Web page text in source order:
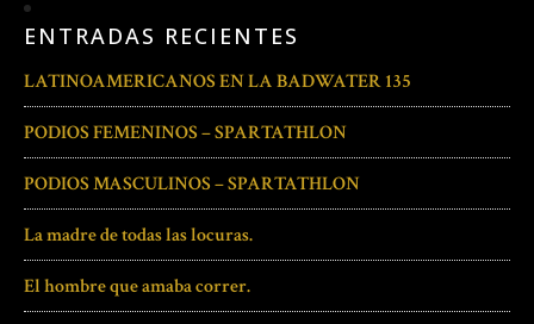
ENTRADAS RECIENTES
LATINOAMERICANOS EN LA BADWATER 135
PODIOS FEMENINOS – SPARTATHLON
PODIOS MASCULINOS – SPARTATHLON
La madre de todas las locuras.
El hombre que amaba correr.